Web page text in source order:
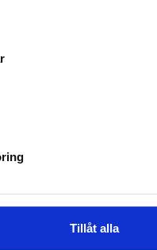
Tillåt alla